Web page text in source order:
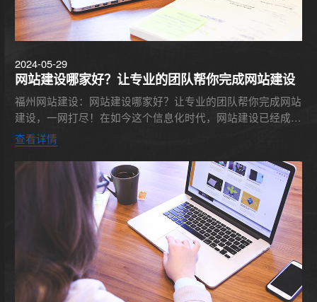
2024-05-29
网站建设哪家好？让专业的团队帮你完成网站建设
福州网站建设：网站建设哪家好？让专业的团队帮你完成网站
建设，一网打尽！在如今这个信息化时代，网站建设已经成为
了企业发展的必要手段。然而，对于很多企业来说，网站建设
并不是他们的...
查看详情